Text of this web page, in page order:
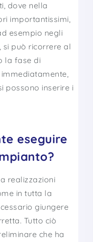
dove nella
importantissimi,
esempio negli
si può ricorrere al
la fase di
possono inserire i
eseguire
realizzazioni
in tutta la
giungere
Tutto ciò
che ha